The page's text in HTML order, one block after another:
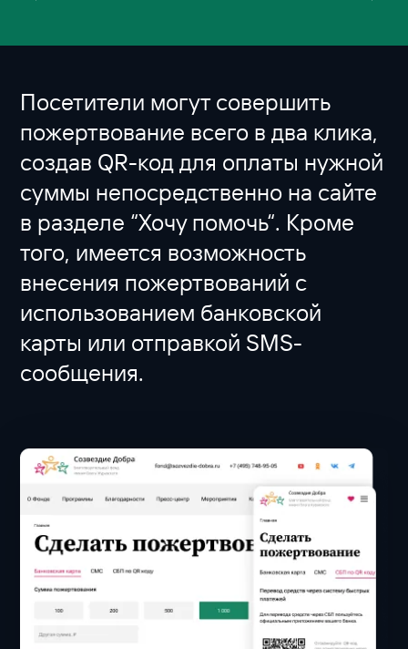
Посетители могут совершить
пожертвование всего в два клика,
создав QR-код для оплаты нужной
суммы непосредственно на сайте
в разделе “Хочу помочь“. Кроме
того, имеется возможность
внесения пожертвований с
использованием банковской
карты или отправкой SMS-
сообщения.